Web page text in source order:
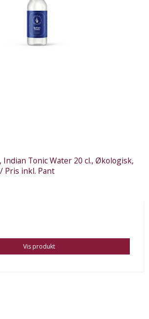
Indian Tonic Water 20 cl., Økologisk,
Pris inkl. Pant
Vis produkt